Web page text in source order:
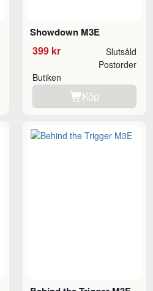
Showdown M3E
399 kr Slutsåld
Butiken
Postorder
Köp